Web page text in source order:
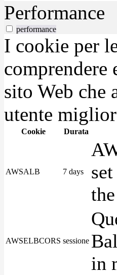
Performance
performance
I cookie per
sito Web che
utente
Cookie Durata
AWSALB 7 days
AWSELBCORS sessione
in